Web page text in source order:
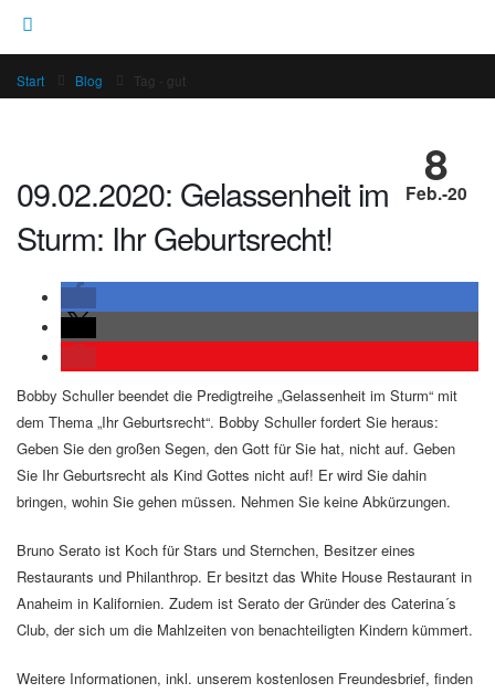
Start Blog Tag - gut
8
Feb.-20
09.02.2020: Gelassenheit im
Sturm: Ihr Geburtsrecht!
Bobby Schuller beendet die Predigtreihe „Gelassenheit im Sturm“ mit
dem Thema „Ihr Geburtsrecht“. Bobby Schuller fordert Sie heraus:
Geben Sie den großen Segen, den Gott für Sie hat, nicht auf. Geben
Sie Ihr Geburtsrecht als Kind Gottes nicht auf! Er wird Sie dahin
bringen, wohin Sie gehen müssen. Nehmen Sie keine Abkürzungen.
Bruno Serato ist Koch für Stars und Sternchen, Besitzer eines
Restaurants und Philanthrop. Er besitzt das White House Restaurant in
Anaheim in Kalifornien. Zudem ist Serato der Gründer des Caterina´s
Club, der sich um die Mahlzeiten von benachteiligten Kindern kümmert.
Weitere Informationen, inkl. unserem kostenlosen Freundesbrief, finden